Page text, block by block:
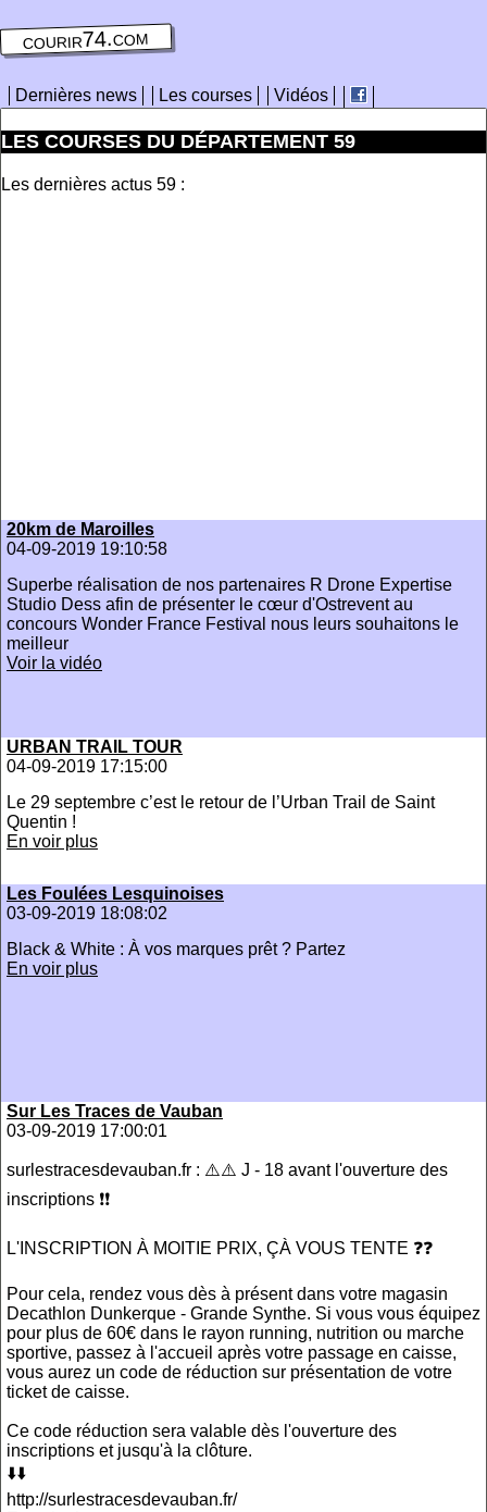
courir74.com
Dernières news Les courses Vidéos
LES COURSES DU DÉPARTEMENT 59
Les dernières actus 59 :
20km de Maroilles
04-09-2019 19:10:58
Superbe réalisation de nos partenaires R Drone Expertise
Studio Dess afin de présenter le cœur d'Ostrevent au
concours Wonder France Festival nous leurs souhaitons le
meilleur
Voir la vidéo
URBAN TRAIL TOUR
04-09-2019 17:15:00
Le 29 septembre c’est le retour de l’Urban Trail de Saint
Quentin !
En voir plus
Les Foulées Lesquinoises
03-09-2019 18:08:02
Black & White : À vos marques prêt ? Partez
En voir plus
Sur Les Traces de Vauban
03-09-2019 17:00:01
surlestracesdevauban.fr : ⚠️⚠️ J - 18 avant l'ouverture des
inscriptions ❗️❗️
L'INSCRIPTION À MOITIE PRIX, ÇÀ VOUS TENTE ❓❓
Pour cela, rendez vous dès à présent dans votre magasin
Decathlon Dunkerque - Grande Synthe. Si vous vous équipez
pour plus de 60€ dans le rayon running, nutrition ou marche
sportive, passez à l'accueil après votre passage en caisse,
vous aurez un code de réduction sur présentation de votre
ticket de caisse.
Ce code réduction sera valable dès l'ouverture des
inscriptions et jusqu'à la clôture.
⬇️⬇️
http://surlestracesdevauban.fr/